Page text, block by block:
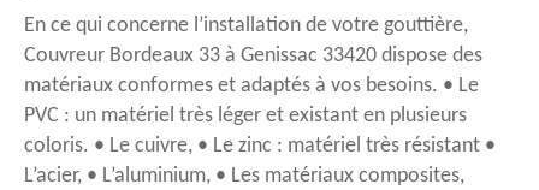
En ce qui concerne l’installation de votre gouttière,
Couvreur Bordeaux 33 à Genissac 33420 dispose des
matériaux conformes et adaptés à vos besoins. • Le
PVC : un matériel très léger et existant en plusieurs
coloris. • Le cuivre, • Le zinc : matériel très résistant •
L’acier, • L’aluminium, • Les matériaux composites,